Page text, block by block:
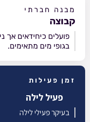
מבנה חברתי
קבוצה
פועלים כיחידאים אך
בגופי מים מתאימים.
זמן פעילות
פעיל לילה
בעיקר פעילי לילה